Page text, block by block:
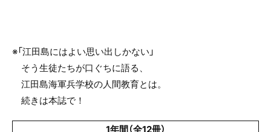
※「江田島にはよい思い出しかない」
そう生徒たちが口ぐちに語る、
江田島海軍兵学校の人間教育とは。
続きは本誌で！
1年間（全12冊）